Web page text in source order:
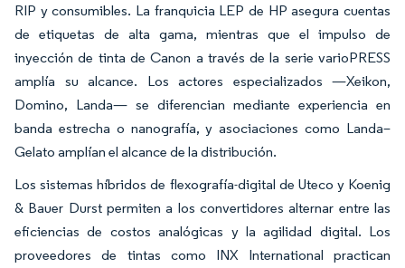
RIP y consumibles. La franquicia LEP de HP asegura cuentas
de etiquetas de alta gama, mientras que el impulso de
inyección de tinta de Canon a través de la serie varioPRESS
amplía su alcance. Los actores especializados —Xeikon,
Domino, Landa— se diferencian mediante experiencia en
banda estrecha o nanografía, y asociaciones como Landa–
Gelato amplían el alcance de la distribución.
Los sistemas híbridos de flexografía-digital de Uteco y Koenig
& Bauer Durst permiten a los convertidores alternar entre las
eficiencias de costos analógicas y la agilidad digital. Los
proveedores de tintas como INX International practican